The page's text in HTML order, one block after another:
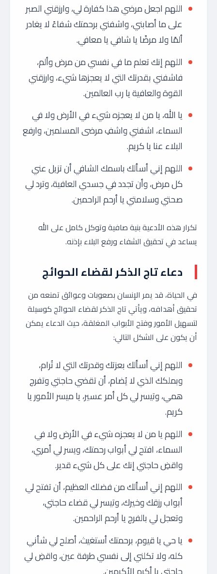
اللهم اجعل مرضي هذا كفارة لي، وارزقني الصبر
على ما أصابني، واشفني برحمتك شفاءً لا يغادر
ألمًا ولا مرضًا يا شافي يا معافي.
اللهم إنك تعلم ما في نفسي من مرض وألم،
فاشفني بقدرتك التي لا يعجزها شيء، وارزقني
القوة والعافية يا رب العالمين.
يا الله، يا من لا يعجزه شيء في الأرض ولا في
السماء، اشفني واشفِ مرضى المسلمين، وارفع
البلاء عنا يا كريم.
اللهم إني أسألك باسمك الشافي أن تزيل عني
كل مرض، وأن تجدد في جسدي العافية، وترد لي
صحتي وسلامتي يا أرحم الراحمين.
تكرار هذه الأدعية بنية صافية وتوكل كامل على الله
يساعد في تحقيق الشفاء ورفع البلاء بإذنه.
دعاء تاج الذكر لقضاء الحوائج
في الحياة، قد يمر الإنسان بصعوبات وعوائق تمنعه من
تحقيق أهدافه، ويأتي تاج الذكر لقضاء الحوائج كوسيلة
لتسهيل الأمور وفتح الأبواب المغلقة، حيث الدعاء يمكن
أن يكون على الشكل التالي:
اللهم إني أسألك بعزتك وقدرتك التي لا تُرام،
وبملكك الذي لا يُضام، أن تقضي حاجتي وتفرج
همي، وتيسر لي كل أمر عسير، يا ميسر الأمور يا
كريم.
اللهم يا من لا يعجزه شيء في الأرض ولا في
السماء، افتح لي أبواب رحمتك، ويسر لي أمري،
واقضِ حاجتي إنك على كل شيء قدير.
اللهم إني أسألك من فضلك العظيم، أن تفتح لي
أبواب رزقك وخيرك، وتيسر لي قضاء حاجتي،
وتعجل لي بالفرج يا أرحم الراحمين.
يا حي يا قيوم، برحمتك أستغيث، أصلح لي شأني
كله، ولا تكلني إلى نفسي طرفة عين، واقضِ لي